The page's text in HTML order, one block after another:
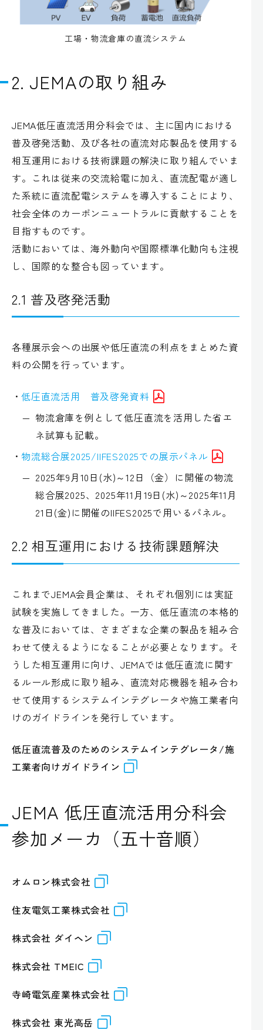
工場・物流倉庫の直流システム
2. JEMAの取り組み
JEMA低圧直流活用分科会では、主に国内における
普及啓発活動、及び各社の直流対応製品を使用する
相互運用における技術課題の解決に取り組んでいま
す。これは従来の交流給電に加え、直流配電が適し
た系統に直流配電システムを導入することにより、
社会全体のカーボンニュートラルに貢献することを
目指すものです。
活動においては、海外動向や国際標準化動向も注視
し、国際的な整合も図っています。
2.1 普及啓発活動
各種展示会への出展や低圧直流の利点をまとめた資
料の公開を行っています。
低圧直流活用 普及啓発資料
物流倉庫を例として低圧直流を活用した省エ
ネ試算も記載。
物流総合展2025/IIFES2025での展示パネル
2025年9月10日(水)～12日（金）に開催の物流
総合展2025、2025年11月19日(水)～2025年11月
21日(金)に開催のIIFES2025で用いるパネル。
2.2 相互運用における技術課題解決
これまでJEMA会員企業は、それぞれ個別には実証
試験を実施してきました。一方、低圧直流の本格的
な普及においては、さまざまな企業の製品を組み合
わせて使えるようになることが必要となります。そ
うした相互運用に向け、JEMAでは低圧直流に関す
るルール形成に取り組み、直流対応機器を組み合わ
せて使用するシステムインテグレータや施工業者向
けのガイドラインを発行しています。
低圧直流普及のためのシステムインテグレータ/施
工業者向けガイドライン
JEMA 低圧直流活用分科会
参加メーカ（五十音順）
オムロン株式会社
住友電気工業株式会社
株式会社 ダイヘン
株式会社 TMEIC
寺崎電気産業株式会社
株式会社 東光高岳